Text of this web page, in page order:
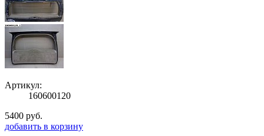
Артикул:
160600120
5400 руб.
добавить в корзину